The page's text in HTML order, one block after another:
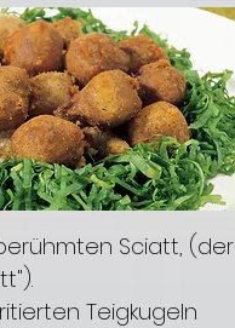
Sciatt, (der
Teigkugeln